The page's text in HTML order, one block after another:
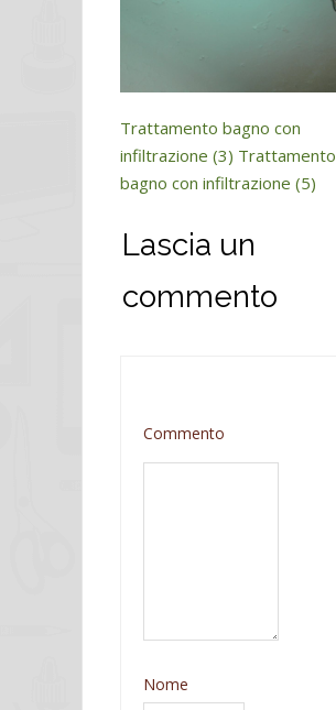
Trattamento bagno con
infiltrazione (3) Trattamento
bagno con infiltrazione (5)
Lascia un
commento
Commento
Nome